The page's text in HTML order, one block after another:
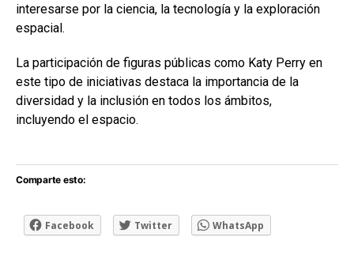
interesarse por la ciencia, la tecnología y la exploración
espacial.
La participación de figuras públicas como Katy Perry en
este tipo de iniciativas destaca la importancia de la
diversidad y la inclusión en todos los ámbitos,
incluyendo el espacio.
Comparte esto:
Facebook Twitter WhatsApp